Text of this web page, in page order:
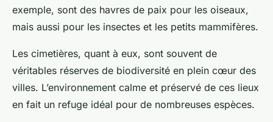
exemple, sont des havres de paix pour les oiseaux,
mais aussi pour les insectes et les petits mammifères.
Les cimetières, quant à eux, sont souvent de
véritables réserves de biodiversité en plein cœur des
villes. L’environnement calme et préservé de ces lieux
en fait un refuge idéal pour de nombreuses espèces.